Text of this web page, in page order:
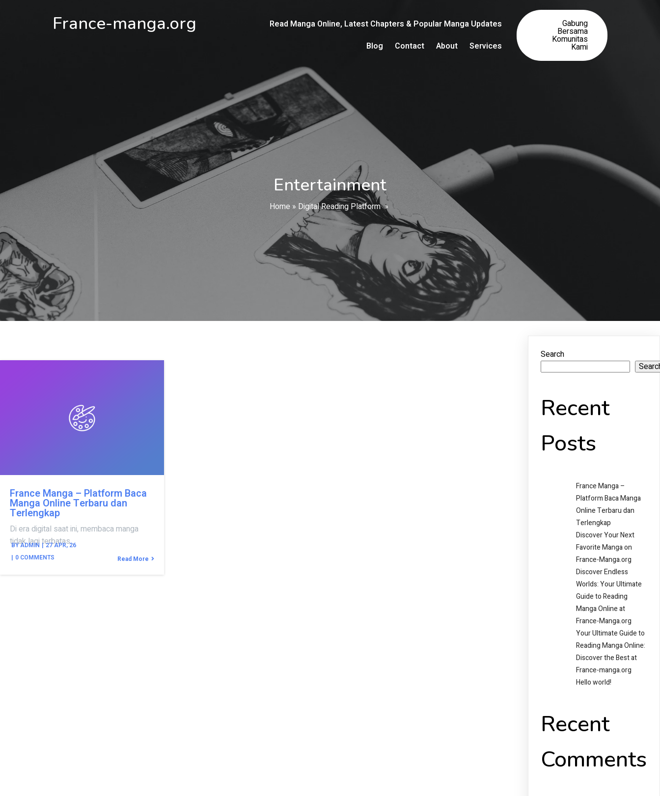
France-manga.org
Read Manga Online, Latest Chapters & Popular Manga Updates
Blog
Contact About Services
Gabung
Bersama
Komunitas
Kami
Entertainment
Home » Digital Reading Platform»
France Manga – Platform Baca
Manga Online Terbaru dan
Terlengkap
BYADMIN | 27 APR, 26
| 0 COMMENTS
Di era digital saat ini, membaca manga
tidak lagi terbatas…
Read More
Search
Recent
Posts
France Manga –
Platform Baca Manga
Online Terbaru dan
Terlengkap
Discover Your Next
Favorite Manga on
France-Manga.org
Discover Endless
Worlds: Your Ultimate
Guide to Reading
Manga Online at
France-Manga.org
Your Ultimate Guide to
Reading Manga Online:
Discover the Best at
France-manga.org
Hello world!
Recent
Comments